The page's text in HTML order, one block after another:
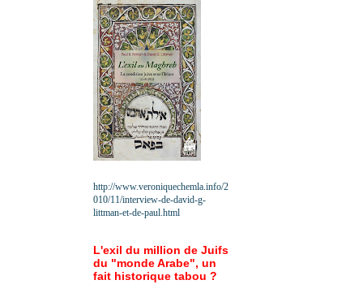
http://www.veroniquechemla.info/2
010/11/interview-de-david-g-
littman-et-de-paul.html
L'exil du million de Juifs
du "monde Arabe", un
fait historique tabou ?